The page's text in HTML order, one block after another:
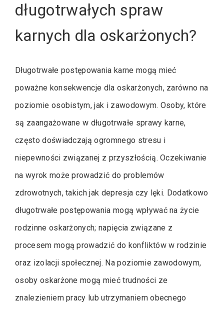
długotrwałych spraw
karnych dla oskarżonych?
Długotrwałe postępowania karne mogą mieć
poważne konsekwencje dla oskarżonych, zarówno na
poziomie osobistym, jak i zawodowym. Osoby, które
są zaangażowane w długotrwałe sprawy karne,
często doświadczają ogromnego stresu i
niepewności związanej z przyszłością. Oczekiwanie
na wyrok może prowadzić do problemów
zdrowotnych, takich jak depresja czy lęki. Dodatkowo
długotrwałe postępowania mogą wpływać na życie
rodzinne oskarżonych; napięcia związane z
procesem mogą prowadzić do konfliktów w rodzinie
oraz izolacji społecznej. Na poziomie zawodowym,
osoby oskarżone mogą mieć trudności ze
znalezieniem pracy lub utrzymaniem obecnego